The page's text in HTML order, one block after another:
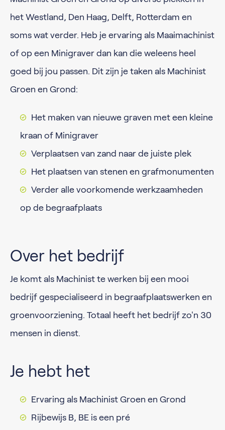
het Westland, Den Haag, Delft, Rotterdam en
soms wat verder. Heb je ervaring als Maaimachinist
of op een Minigraver dan kan die weleens heel
goed bij jou passen. Dit zijn je taken als Machinist
Groen en Grond:
Het maken van nieuwe graven met een kleine
kraan of Minigraver
Verplaatsen van zand naar de juiste plek
Het plaatsen van stenen en grafmonumenten
Verder alle voorkomende werkzaamheden
op de begraafplaats
Over het bedrijf
Je komt als Machinist te werken bij een mooi
bedrijf gespecialiseerd in begraafplaatswerken en
groenvoorziening. Totaal heeft het bedrijf zo'n 30
mensen in dienst.
Je hebt het
Ervaring als Machinist Groen en Grond
Rijbewijs B, BE is een pré